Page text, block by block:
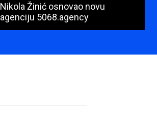
Nikola Žinić osnovao novu
agenciju 5068.agency